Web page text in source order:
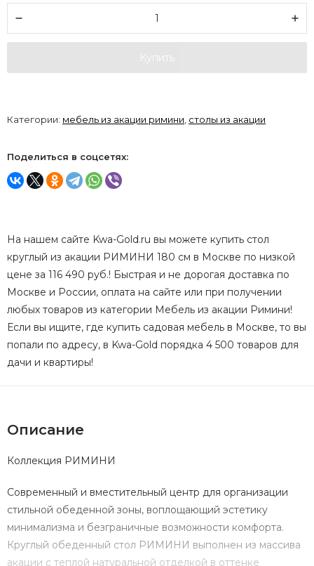
Купить
Категории: мебель из акации римини, столы из акации
Поделиться в соцсетях:
На нашем сайте Kwa-Gold.ru вы можете купить стол
круглый из акации РИМИНИ 180 см в Москве по низкой
цене за 116 490 руб.! Быстрая и не дорогая доставка по
Москве и России, оплата на сайте или при получении
любых товаров из категории Мебель из акации Римини!
Если вы ищите, где купить садовая мебель в Москве, то вы
попали по адресу, в Kwa-Gold порядка 4 500 товаров для
дачи и квартиры!
Описание
Коллекция РИМИНИ
Современный и вместительный центр для организации
стильной обеденной зоны, воплощающий эстетику
минимализма и безграничные возможности комфорта.
Круглый обеденный стол РИМИНИ выполнен из массива
акации с теплой натуральной отделкой в оттенке